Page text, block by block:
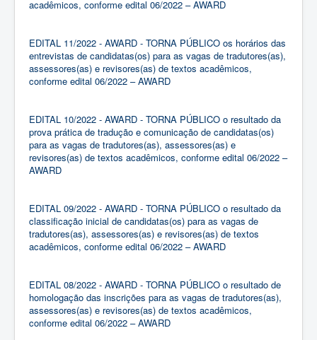
acadêmicos, conforme edital 06/2022 – AWARD
EDITAL 11/2022 - AWARD - TORNA PÚBLICO os horários das
entrevistas de candidatas(os) para as vagas de tradutores(as),
assessores(as) e revisores(as) de textos acadêmicos,
conforme edital 06/2022 – AWARD
EDITAL 10/2022 - AWARD - TORNA PÚBLICO o resultado da
prova prática de tradução e comunicação de candidatas(os)
para as vagas de tradutores(as), assessores(as) e
revisores(as) de textos acadêmicos, conforme edital 06/2022 –
AWARD
EDITAL 09/2022 - AWARD - TORNA PÚBLICO o resultado da
classificação inicial de candidatas(os) para as vagas de
tradutores(as), assessores(as) e revisores(as) de textos
acadêmicos, conforme edital 06/2022 – AWARD
EDITAL 08/2022 - AWARD - TORNA PÚBLICO o resultado de
homologação das inscrições para as vagas de tradutores(as),
assessores(as) e revisores(as) de textos acadêmicos,
conforme edital 06/2022 – AWARD